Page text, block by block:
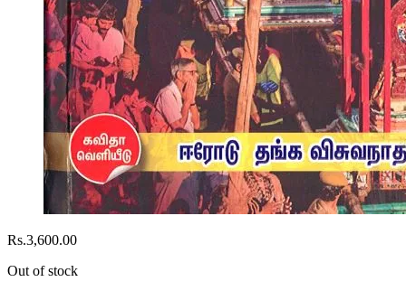
Rs.3,600.00
Out of stock